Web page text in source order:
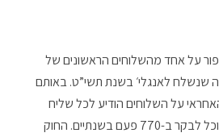
על אחד מהשלוחים הראשונים של
שנשלח לאנגלי׳ בשנת תשי”ט. באותם
על השלוחים הודיע לכל שליח
שנסע מעבר לים, שהוא יוכל לבקר ב-770 פעם בשנתיים. החוק